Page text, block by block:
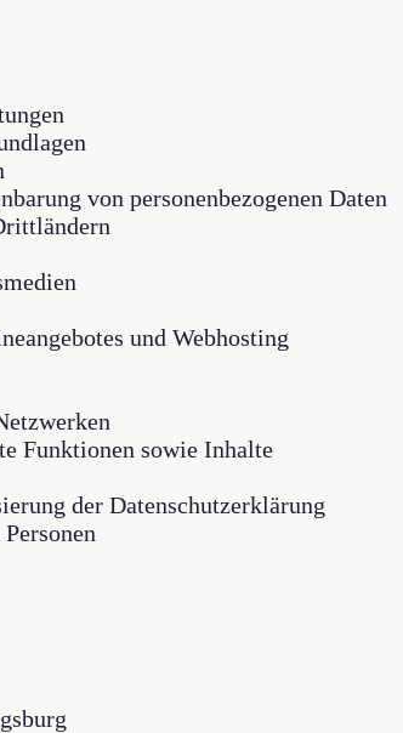
von personenbezogenen Daten
und Webhosting
Funktionen sowie Inhalte
der Datenschutzerklärung